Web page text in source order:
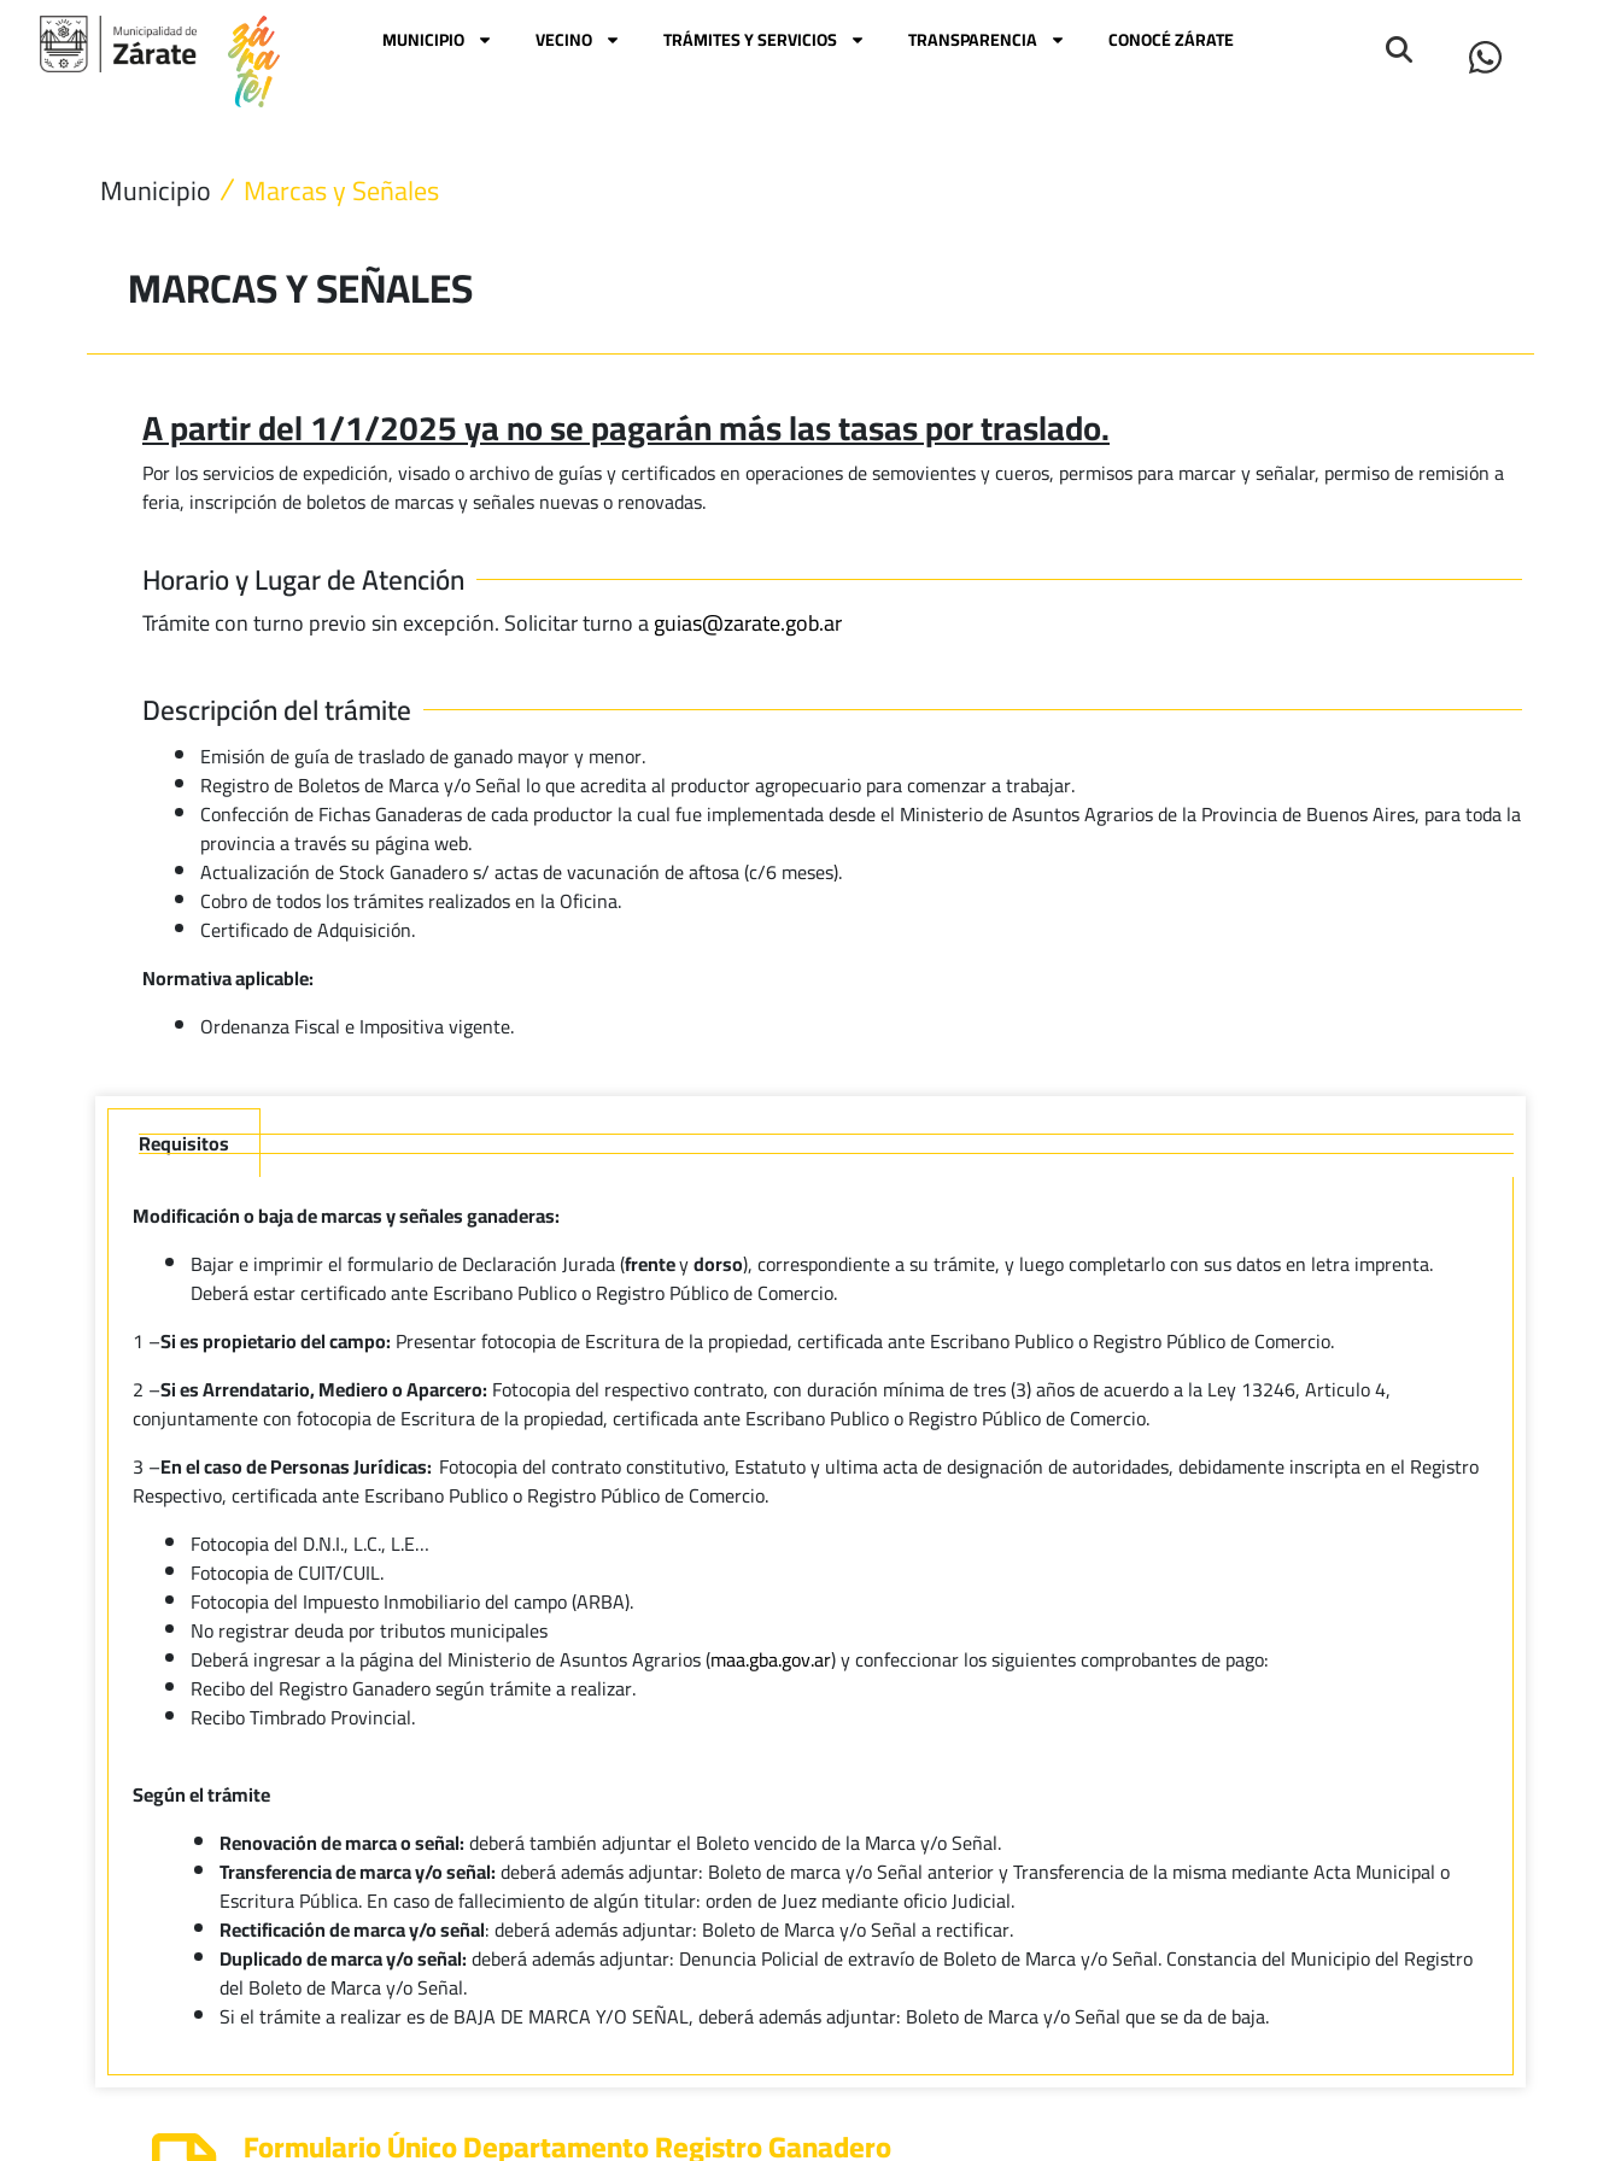
contenido
MUNICIPIO VECINO TRÁMITES Y SERVICIOS TRANSPARENCIA CONOCÉ ZÁRATE
Municipio Marcas y Señales
MARCAS Y SEÑALES
A partir del 1/1/2025 ya no se pagarán más las tasas por traslado.
Por los servicios de expedición, visado o archivo de guías y certificados en operaciones de semovientes y cueros, permisos para marcar y señalar, permiso de remisión a
feria, inscripción de boletos de marcas y señales nuevas o renovadas.
Horario y Lugar de Atención
Trámite con turno previo sin excepción. Solicitar turno aguias@zarate.gob.ar
Descripción del trámite
Emisión de guía de traslado de ganado mayor y menor.
Registro de Boletos de Marca y/o Señal lo que acredita al productor agropecuario para comenzar a trabajar.
Confección de Fichas Ganaderas de cada productor la cual fue implementada desde el Ministerio de Asuntos Agrarios de la Provincia de Buenos Aires, para toda la
provincia a través su página web.
Actualización de Stock Ganadero s/ actas de vacunación de aftosa (c/6 meses).
Cobro de todos los trámites realizados en la Oficina.
Certificado de Adquisición.
Normativa aplicable:
Ordenanza Fiscal e Impositiva vigente.
Requisitos
Modificación o baja de marcas y señales ganaderas:
Bajar e imprimir el formulario de Declaración Jurada (frenteydorso), correspondiente a su trámite, y luego completarlo con sus datos en letra imprenta.
Deberá estar certificado ante Escribano Publico o Registro Público de Comercio.
1 –Si es propietario del campo: Presentar fotocopia de Escritura de la propiedad, certificada ante Escribano Publico o Registro Público de Comercio.
2 –Si es Arrendatario, Mediero o Aparcero: Fotocopia del respectivo contrato, con duración mínima de tres (3) años de acuerdo a la Ley 13246, Articulo 4,
conjuntamente con fotocopia de Escritura de la propiedad, certificada ante Escribano Publico o Registro Público de Comercio.
3 –En el caso de Personas Jurídicas: Fotocopia del contrato constitutivo, Estatuto y ultima acta de designación de autoridades, debidamente inscripta en el Registro
Respectivo, certificada ante Escribano Publico o Registro Público de Comercio.
Fotocopia del D.N.I., L.C., L.E…
Fotocopia de CUIT/CUIL.
Fotocopia del Impuesto Inmobiliario del campo (ARBA).
No registrar deuda por tributos municipales
Deberá ingresar a la página del Ministerio de Asuntos Agrarios (maa.gba.gov.ar) y confeccionar los siguientes comprobantes de pago:
Recibo del Registro Ganadero según trámite a realizar.
Recibo Timbrado Provincial.
Según el trámite
Renovación de marca o señal:deberá también adjuntar el Boleto vencido de la Marca y/o Señal.
Transferencia de marca y/o señal:deberá además adjuntar: Boleto de marca y/o Señal anterior y Transferencia de la misma mediante Acta Municipal o
Escritura Pública. En caso de fallecimiento de algún titular: orden de Juez mediante oficio Judicial.
Rectificación de marca y/o señal: deberá además adjuntar: Boleto de Marca y/o Señal a rectificar.
Duplicado de marca y/o señal:deberá además adjuntar: Denuncia Policial de extravío de Boleto de Marca y/o Señal. Constancia del Municipio del Registro
del Boleto de Marca y/o Señal.
Si el trámite a realizar es de BAJA DE MARCA Y/O SEÑAL, deberá además adjuntar: Boleto de Marca y/o Señal que se da de baja.
Formulario Único Departamento Registro Ganadero